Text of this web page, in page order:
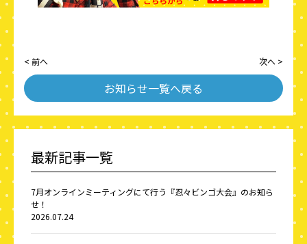
< 前へ
お知らせ一覧へ戻る
次へ >
最新記事一覧
7月オンラインミーティングにて行う『忍々ビンゴ大会』のお知ら
せ！
2026.07.24